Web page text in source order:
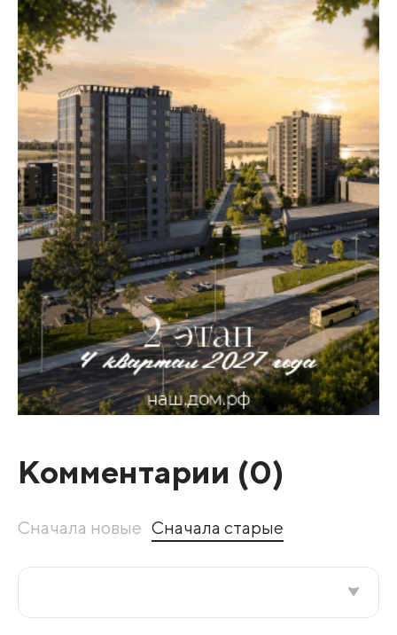
Комментарии (0)
Сначала новые Сначала старые